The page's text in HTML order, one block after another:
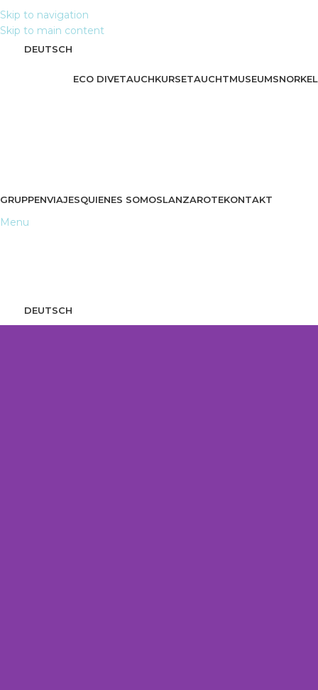
Skip to navigation
Skip to main content
DEUTSCH
ECO DIVETAUCHKURSETAUCHTMUSEUMSNORKEL
GRUPPENVIAJESQUIENES SOMOSLANZAROTEKONTAKT
Menu
DEUTSCH